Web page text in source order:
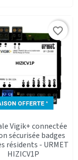
Vigik+ connectée
sécurisée badges
résidents - URMET
HIZICV1P
favorite_border